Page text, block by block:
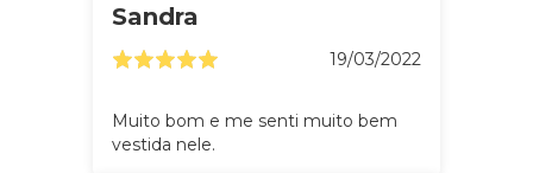
Sandra
19/03/2022
Muito bom e me senti muito bem
vestida nele.